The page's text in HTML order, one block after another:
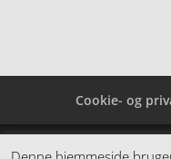
Cookie- og
Denne